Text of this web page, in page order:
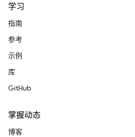
学习
指南
参考
示例
库
GitHub
掌握动态
博客